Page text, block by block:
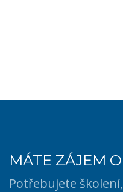
MÁTE ZÁJEM
Potřebujete